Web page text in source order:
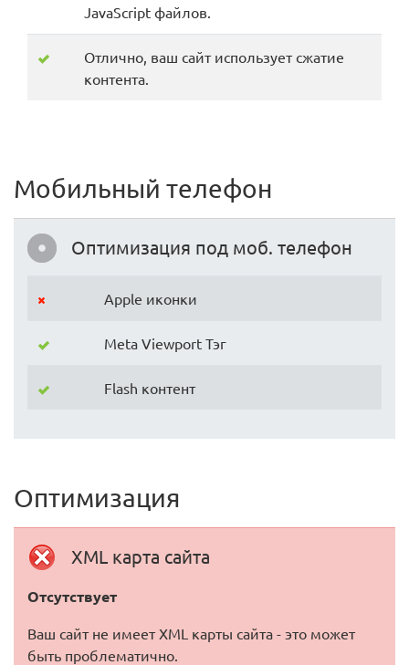
JavaScript файлов.
Отлично, ваш сайт использует сжатие
контента.
Мобильный телефон
Оптимизация под моб. телефон
Apple иконки
Meta Viewport Тэг
Flash контент
Оптимизация
XML карта сайта
Отсутствует
Ваш сайт не имеет XML карты сайта - это может
быть проблематично.